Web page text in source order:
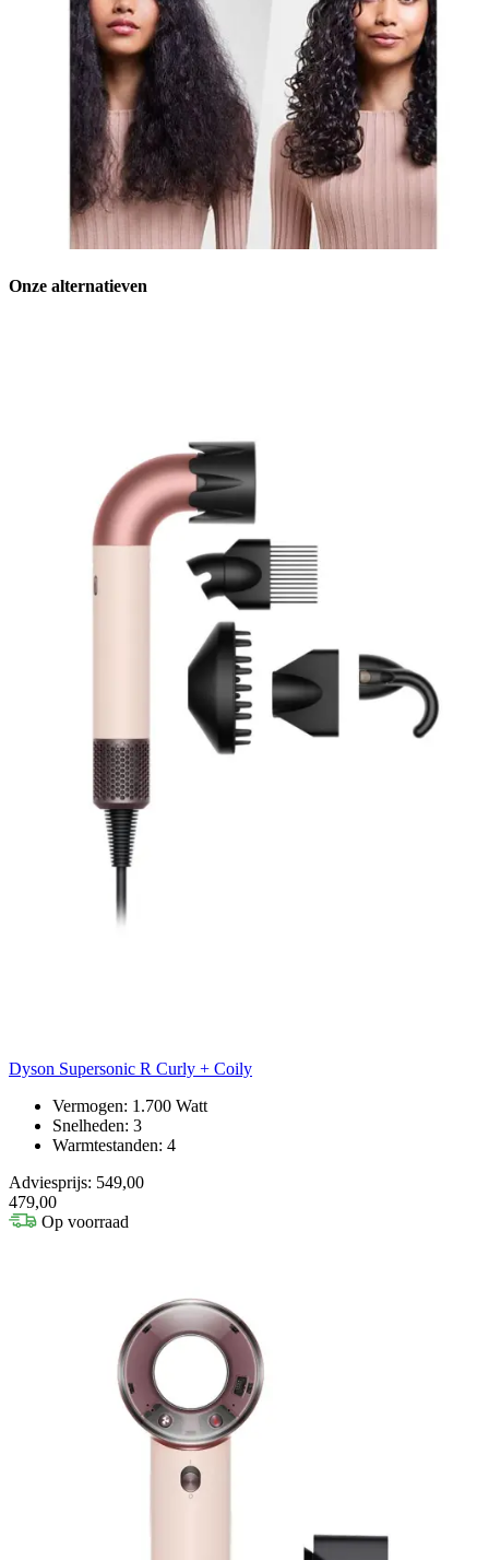
Onze alternatieven
Dyson Supersonic R Curly + Coily
Vermogen: 1.700 Watt
Snelheden: 3
Warmtestanden: 4
Adviesprijs: 549,00
479,00
Op voorraad